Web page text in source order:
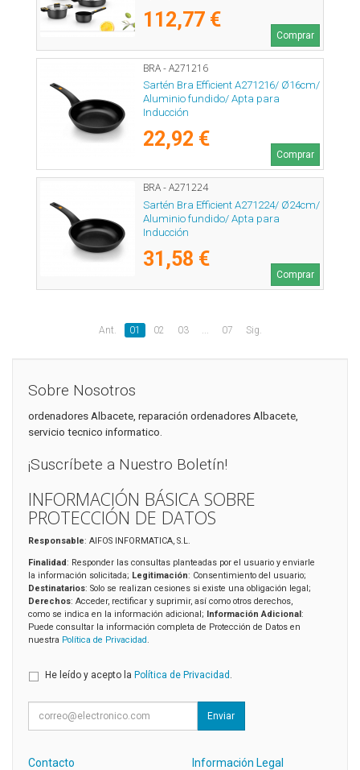
112,77 €
Comprar
BRA - A271216
Sartén Bra Efficient A271216/ Ø16cm/
Aluminio fundido/ Apta para
Inducción
22,92 €
Comprar
BRA - A271224
Sartén Bra Efficient A271224/ Ø24cm/
Aluminio fundido/ Apta para
Inducción
31,58 €
Comprar
Ant. 01 02 03 07 Sig.
Sobre Nosotros
ordenadores Albacete, reparación ordenadores Albacete,
servicio tecnico informatico.
¡Suscríbete a Nuestro Boletín!
INFORMACIÓN BÁSICA SOBRE
PROTECCIÓN DE DATOS
Responsable: AIFOS INFORMATICA, S.L.
Finalidad: Responder las consultas planteadas por el usuario y enviarle
la información solicitada; Legitimación: Consentimiento del usuario;
Destinatarios: Solo se realizan cesiones si existe una obligación legal;
Derechos: Acceder, rectificar y suprimir, así como otros derechos,
como se indica en la información adicional; Información Adicional:
Puede consultar la información completa de Protección de Datos en
nuestra Política de Privacidad
He leído y acepto la Política de Privacidad .
Enviar
Contacto Información Legal